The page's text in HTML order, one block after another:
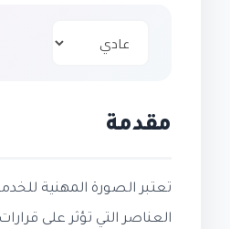
مقدمة
تعتبر الصورة المهنية
العناصر التي تؤثر على